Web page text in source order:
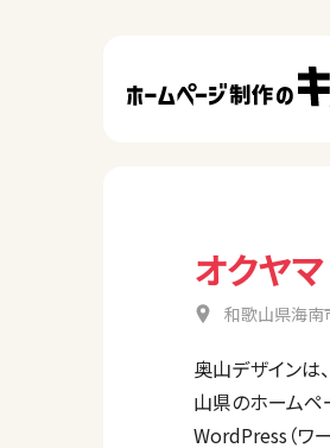
オクヤ
和歌山県海
奥山デザインは
山県のホームペ
WordPress（ワ